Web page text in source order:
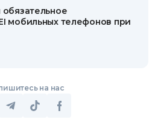
мобильных телефонов при
на нас